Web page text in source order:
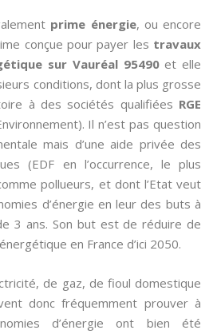
prime énergie, ou encore
conçue pour payer les travaux
sur Vauréal 95490et elle
conditions, dont la plus grosse
à des sociétés qualifiées RGE
Il n’est pas question
mais d’une aide privée des
(EDF en l’occurrence, le plus
pollueurs, et dont l’Etat veut
d’énergie en leur des buts à
3 ans. Son but est de réduire de
en France d’ici 2050.
de gaz, de fioul domestique
donc fréquemment prouver à
d’énergie ont bien été